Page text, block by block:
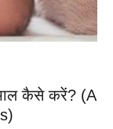
कैसे करें? (A